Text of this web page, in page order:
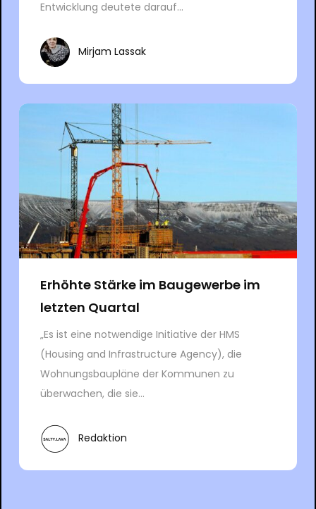
Entwicklung deutete darauf...
Mirjam Lassak
Erhöhte Stärke im Baugewerbe im
letzten Quartal
„Es ist eine notwendige Initiative der HMS
(Housing and Infrastructure Agency), die
Wohnungsbaupläne der Kommunen zu
überwachen, die sie...
Redaktion